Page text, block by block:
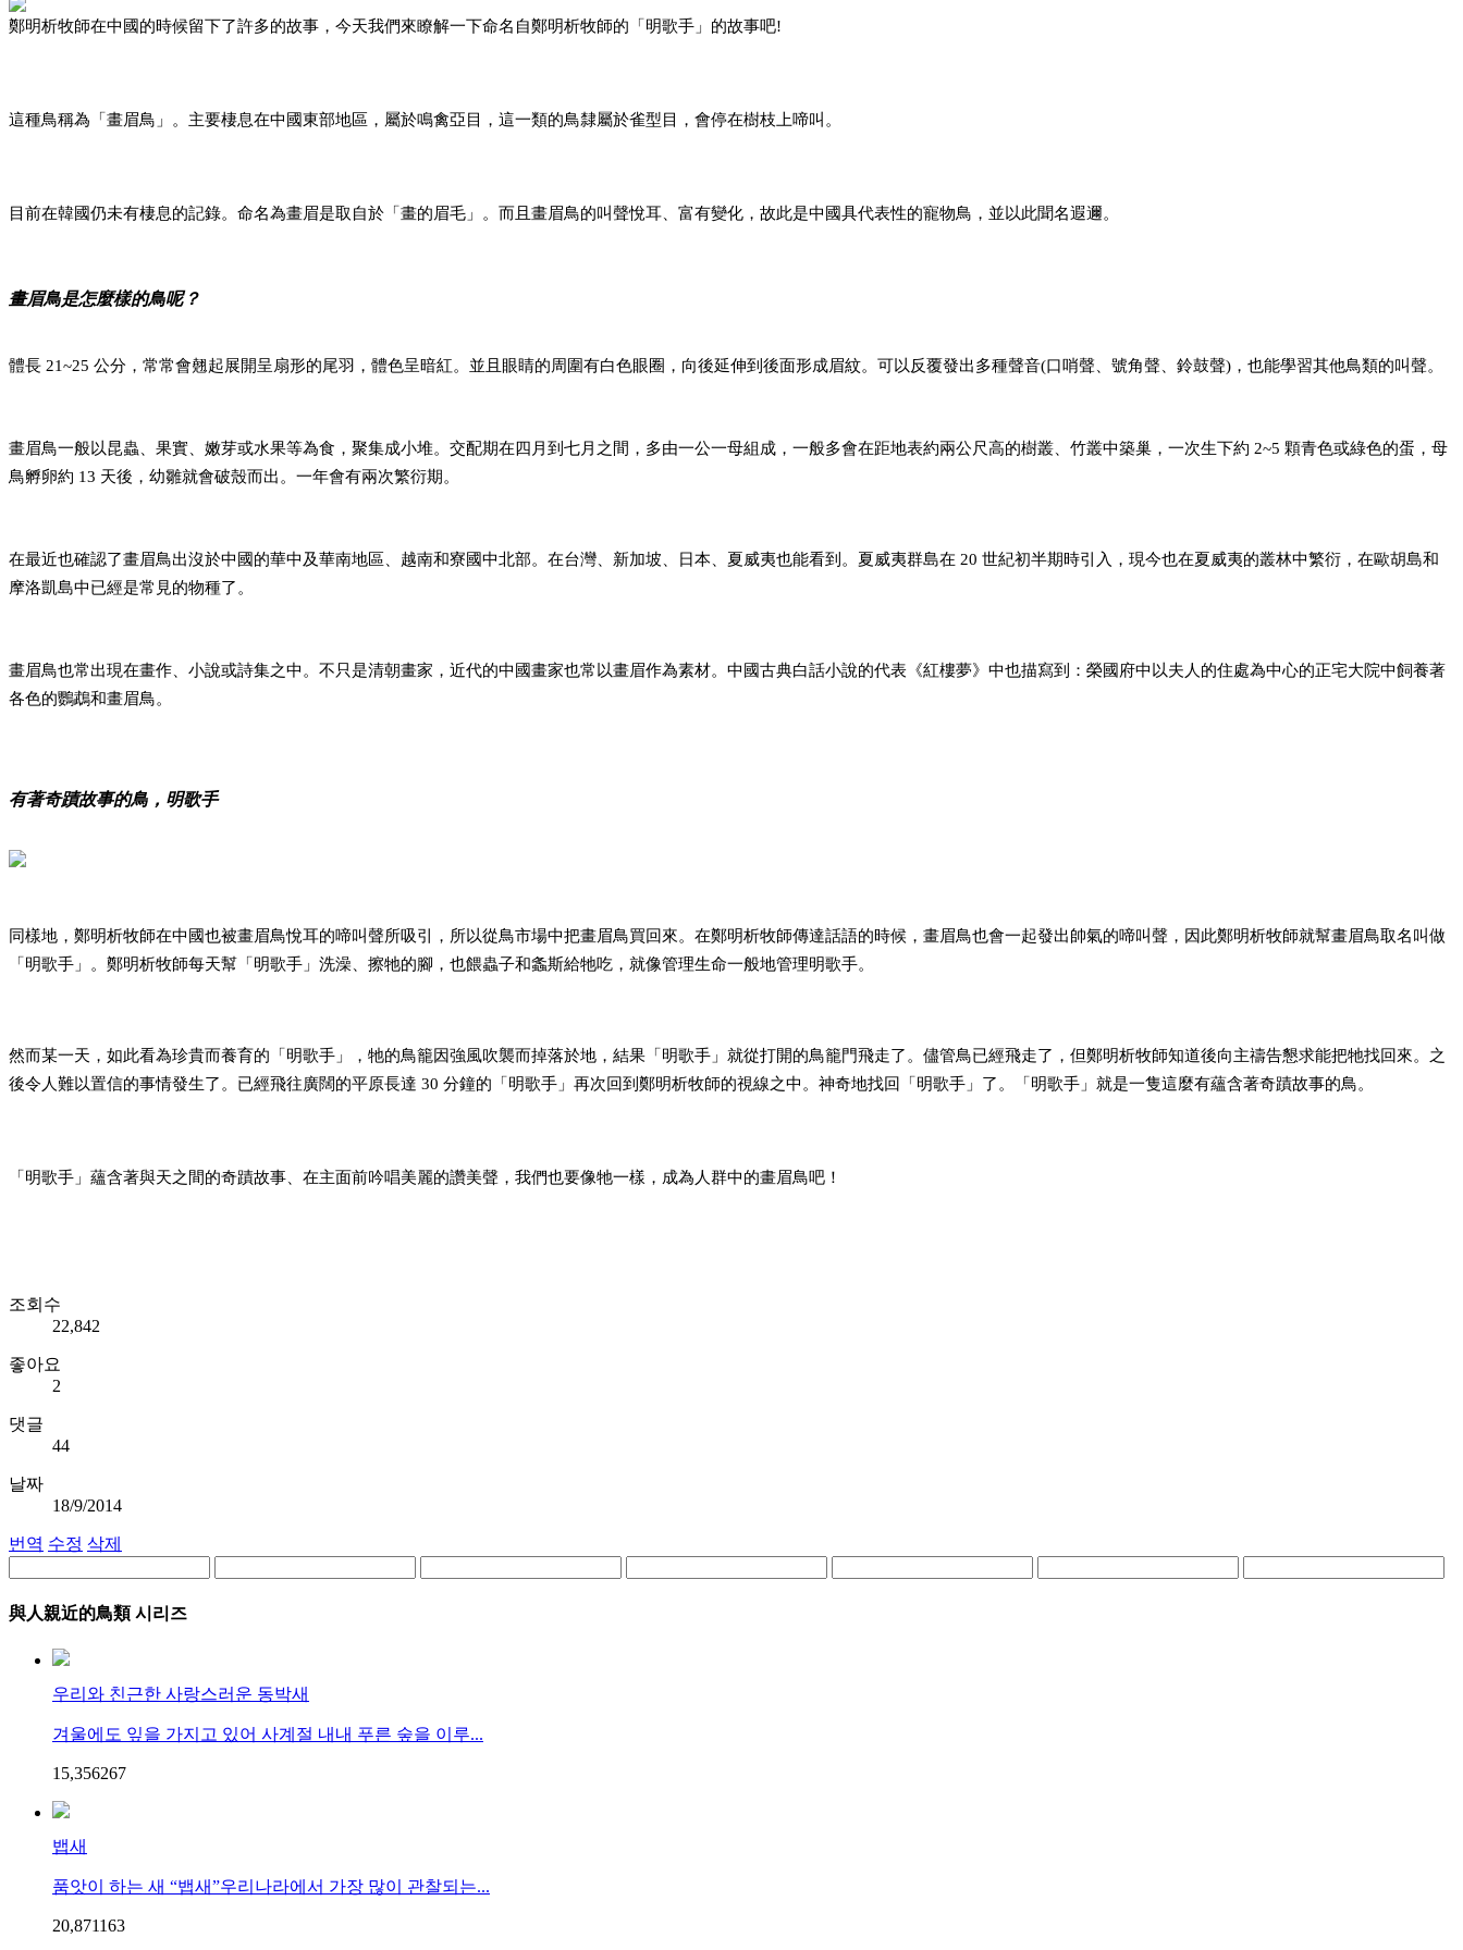
鄭明析牧師在中國的時候留下了許多的故事，今天我們來瞭解一下命名自鄭明析牧師的「明歌手」的故事吧!
這種鳥稱為「畫眉鳥」。主要棲息在中國東部地區， 屬於鳴禽亞目，這一類的鳥隸屬於雀型目，會停在樹枝上啼叫。
目前在韓國仍未有棲息的記錄。命名為畫眉是取自於「畫的眉毛」。而且畫眉鳥的叫聲悅耳、富有變化，故此是中國具代表性的寵物鳥，並以此聞名遐邇。
畫眉鳥是怎麼樣的鳥呢？
體長 21~25 公分，常常會翹起展開呈扇形的尾羽， 體色呈暗紅。並且眼睛的周圍有白色眼圈，向後延伸到後面形成眉紋。可以反覆發出多種聲音(口哨聲、號角聲、鈴鼓聲)，也能學習其他鳥類的叫聲。
畫眉鳥一般以昆蟲、果實、嫩芽或水果等為食， 聚集成小堆。交配期在四月到七月之間，多由一公一母組成，一般多會在距地表約兩公尺高的樹叢、 竹叢中築巢，一次生下約 2~5 顆青色或綠色的蛋， 母
鳥孵卵約 13 天後，幼雛就會破殼而出。一年會有兩次繁衍期。
在最近也確認了畫眉鳥出沒於中國的華中及華南地區、越南和寮國中北部。在台灣、新加坡、日本、 夏威夷也能看到。夏威夷群島在 20 世紀初半期時引入，現今也在夏威夷的叢林中繁衍，在歐胡島和
摩洛凱島中已經是常見的物種了。
畫眉鳥也常出現在畫作、小說或詩集之中。不只是清朝畫家，近代的中國畫家也常以畫眉作為素材。 中國古典白話小說的代表《紅樓夢》中也描寫到： 榮國府中以夫人的住處為中心的正宅大院中飼養著
各色的鸚鵡和畫眉鳥。
有著奇蹟故事的鳥，明歌手
同樣地，鄭明析牧師在中國也被畫眉鳥悅耳的啼叫聲所吸引，所以從鳥市場中把畫眉鳥買回來。在鄭明析牧師傳達話語的時候，畫眉鳥也會一起發出帥氣的啼叫聲，因此鄭明析牧師就幫畫眉鳥取名叫做
「明歌手」。鄭明析牧師每天幫「明歌手」洗澡、 擦牠的腳，也餵蟲子和螽斯給牠吃，就像管理生命一般地管理明歌手。
然而某一天，如此看為珍貴而養育的「明歌手」， 牠的鳥籠因強風吹襲而掉落於地，結果「明歌手」 就從打開的鳥籠門飛走了。儘管鳥已經飛走了，但鄭明析牧師知道後向主禱告懇求能把牠找回來。之
後令人難以置信的事情發生了。已經飛往廣闊的平原長達 30 分鐘的「明歌手」再次回到鄭明析牧師的視線之中。神奇地找回「明歌手」了。「明歌手」 就是一隻這麼有蘊含著奇蹟故事的鳥。
「明歌手」 蘊含著與天之間的奇蹟故事、在主面前吟唱美麗的讚美聲，我們也要像牠一樣，成為人群中的畫眉鳥吧！
조회수
22,842
좋아요
2
댓글
44
날짜
18/9/2014
번역 수정 삭제
與人親近的鳥類 시리즈
우리와 친근한 사랑스러운 동박새
겨울에도 잎을 가지고 있어 사계절 내내 푸른 숲을 이루...
15,356267
뱁새
품앗이 하는 새 “뱁새”우리나라에서 가장 많이 관찰되는...
20,871163